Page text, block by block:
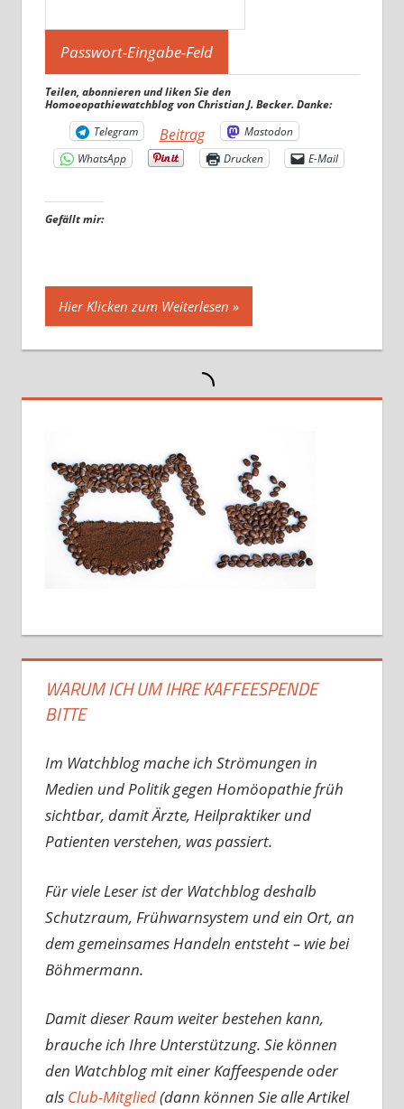
Teilen, abonnieren und liken Sie den
Homoeopathiewatchblog von Christian J. Becker. Danke:
Telegram
Beitrag
Mastodon
WhatsApp
Drucken E-Mail
Gefällt mir:
Hier Klicken zum Weiterlesen
WARUM ICH UM IHRE KAFFEESPENDE
BITTE
Im Watchblog mache ich Strömungen in
Medien und Politik gegen Homöopathie früh
sichtbar, damit Ärzte, Heilpraktiker und
Patienten verstehen, was passiert.
Für viele Leser ist der Watchblog deshalb
Schutzraum, Frühwarnsystem und ein Ort, an
dem gemeinsames Handeln entsteht – wie bei
Böhmermann.
Damit dieser Raum weiter bestehen kann,
brauche ich Ihre Unterstützung. Sie können
den Watchblog mit einer Kaffeespende oder
als Club-Mitglied(dann können Sie alle Artikel